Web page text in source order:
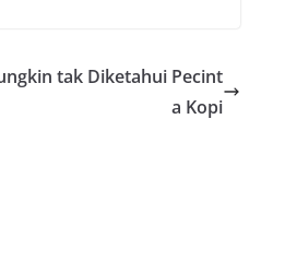
tak Diketahui Pecint
a Kopi